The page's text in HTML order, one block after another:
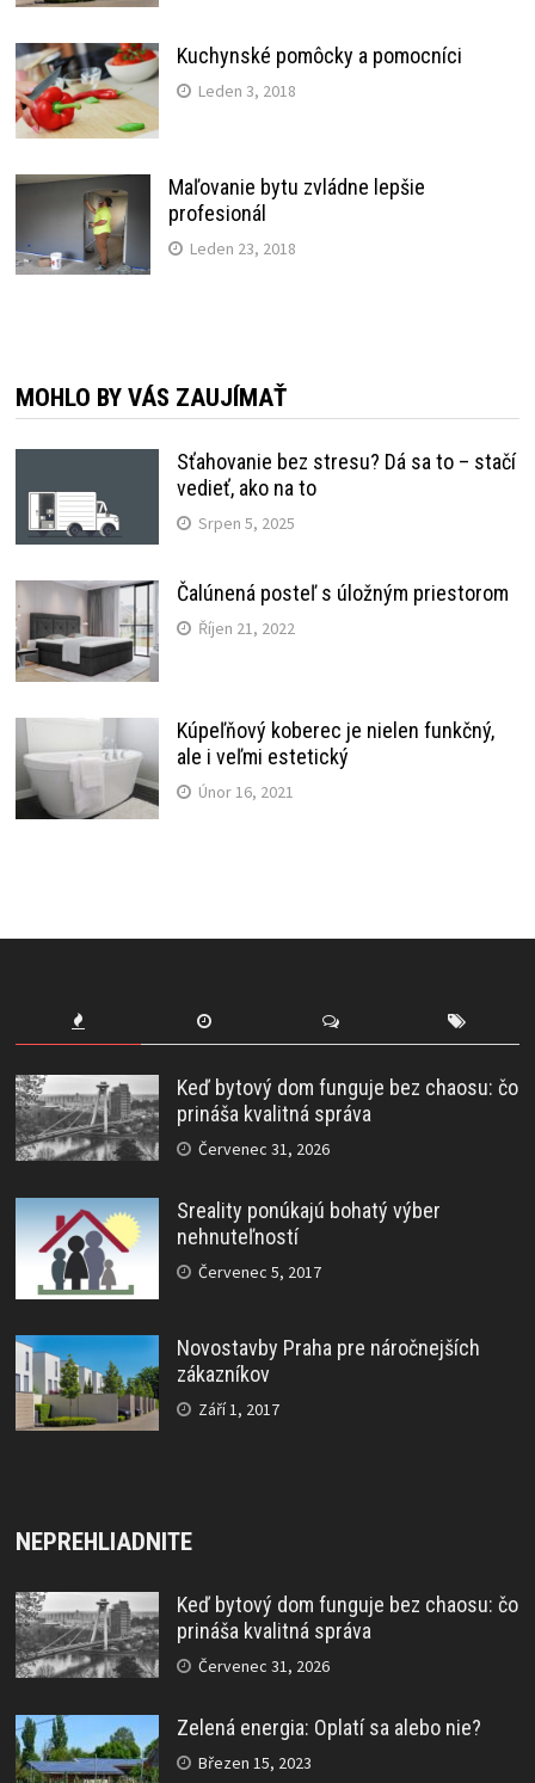
Kuchynské pomôcky a pomocníci
Leden 3, 2018
Maľovanie bytu zvládne lepšie
profesionál
Leden 23, 2018
MOHLO BY VÁS ZAUJÍMAŤ
Sťahovanie bez stresu? Dá sa to – stačí
vedieť, ako na to
Srpen 5, 2025
Čalúnená posteľ s úložným priestorom
Říjen 21, 2022
Kúpeľňový koberec je nielen funkčný,
ale i veľmi estetický
Únor 16, 2021
Keď bytový dom funguje bez chaosu: čo
prináša kvalitná správa
Červenec 31, 2026
Sreality ponúkajú bohatý výber
nehnuteľností
Červenec 5, 2017
Novostavby Praha pre náročnejších
zákazníkov
Září 1, 2017
NEPREHLIADNITE
Keď bytový dom funguje bez chaosu: čo
prináša kvalitná správa
Červenec 31, 2026
Zelená energia: Oplatí sa alebo nie?
Březen 15, 2023